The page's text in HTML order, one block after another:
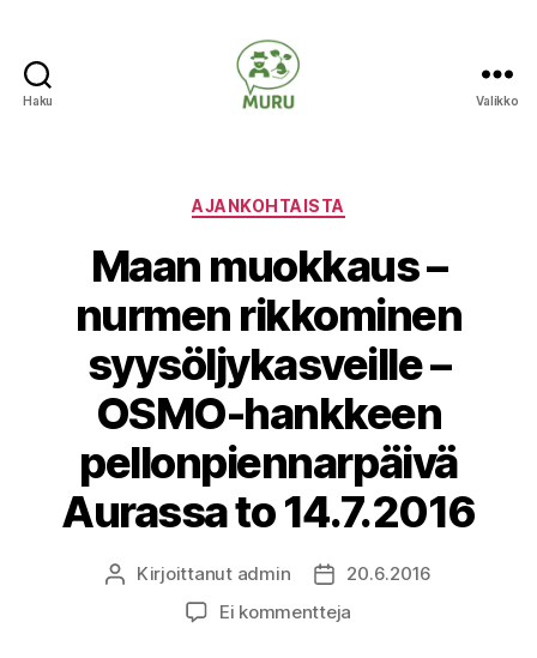
Haku Valikko
Kategoriat
AJANKOHTAISTA
Maan muokkaus –
nurmen rikkominen
syysöljykasveille –
OSMO-hankkeen
pellonpiennarpäivä
Aurassa to 14.7.2016
Kirjoittaja
Kirjoittanut admin Julkaisupäivämäärä
20.6.2016
Ei kommentteja